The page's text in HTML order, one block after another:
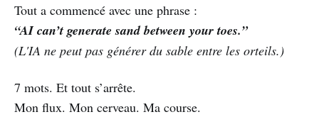
Tout a commencé avec une phrase :
“AI can’t generate sand between your toes.”
(L'IA ne peut pas générer du sable entre les orteils.)
7 mots. Et tout s’arrête.
Mon flux. Mon cerveau. Ma course.